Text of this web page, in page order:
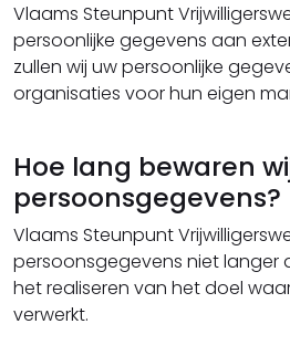
Vlaams Steunpunt
persoonlijke gegevens aan
zullen wij uw persoonlijke
organisaties voor hun eigen
Hoe lang bewaren
persoonsgegevens?
Vlaams Steunpunt
persoonsgegevens niet langer
het realiseren van het doel
verwerkt.